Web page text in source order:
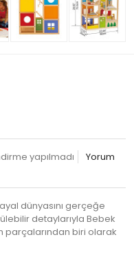
yapılmadı
Yorum
dünyasını gerçeğe
detaylarıyla Bebek
parçalarından biri olarak